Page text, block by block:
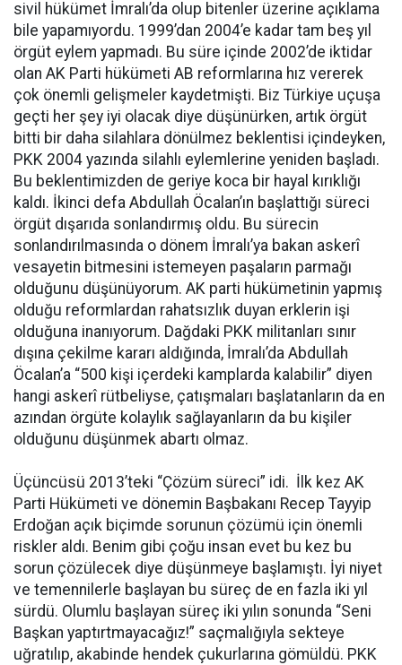
sivil hükümet İmralı’da olup bitenler üzerine açıklama
bile yapamıyordu. 1999’dan 2004’e kadar tam beş yıl
örgüt eylem yapmadı. Bu süre içinde 2002’de iktidar
olan AK Parti hükümeti AB reformlarına hız vererek
çok önemli gelişmeler kaydetmişti. Biz Türkiye uçuşa
geçti her şey iyi olacak diye düşünürken, artık örgüt
bitti bir daha silahlara dönülmez beklentisi içindeyken,
PKK 2004 yazında silahlı eylemlerine yeniden başladı.
Bu beklentimizden de geriye koca bir hayal kırıklığı
kaldı. İkinci defa Abdullah Öcalan’ın başlattığı süreci
örgüt dışarıda sonlandırmış oldu. Bu sürecin
sonlandırılmasında o dönem İmralı’ya bakan askerî
vesayetin bitmesini istemeyen paşaların parmağı
olduğunu düşünüyorum. AK parti hükümetinin yapmış
olduğu reformlardan rahatsızlık duyan erklerin işi
olduğuna inanıyorum. Dağdaki PKK militanları sınır
dışına çekilme kararı aldığında, İmralı’da Abdullah
Öcalan’a “500 kişi içerdeki kamplarda kalabilir” diyen
hangi askerî rütbeliyse, çatışmaları başlatanların da en
azından örgüte kolaylık sağlayanların da bu kişiler
olduğunu düşünmek abartı olmaz.
Üçüncüsü 2013’teki “Çözüm süreci” idi. İlk kez AK
Parti Hükümeti ve dönemin Başbakanı Recep Tayyip
Erdoğan açık biçimde sorunun çözümü için önemli
riskler aldı. Benim gibi çoğu insan evet bu kez bu
sorun çözülecek diye düşünmeye başlamıştı. İyi niyet
ve temennilerle başlayan bu süreç de en fazla iki yıl
sürdü. Olumlu başlayan süreç iki yılın sonunda “Seni
Başkan yaptırtmayacağız!” saçmalığıyla sekteye
uğratılıp, akabinde hendek çukurlarına gömüldü. PKK